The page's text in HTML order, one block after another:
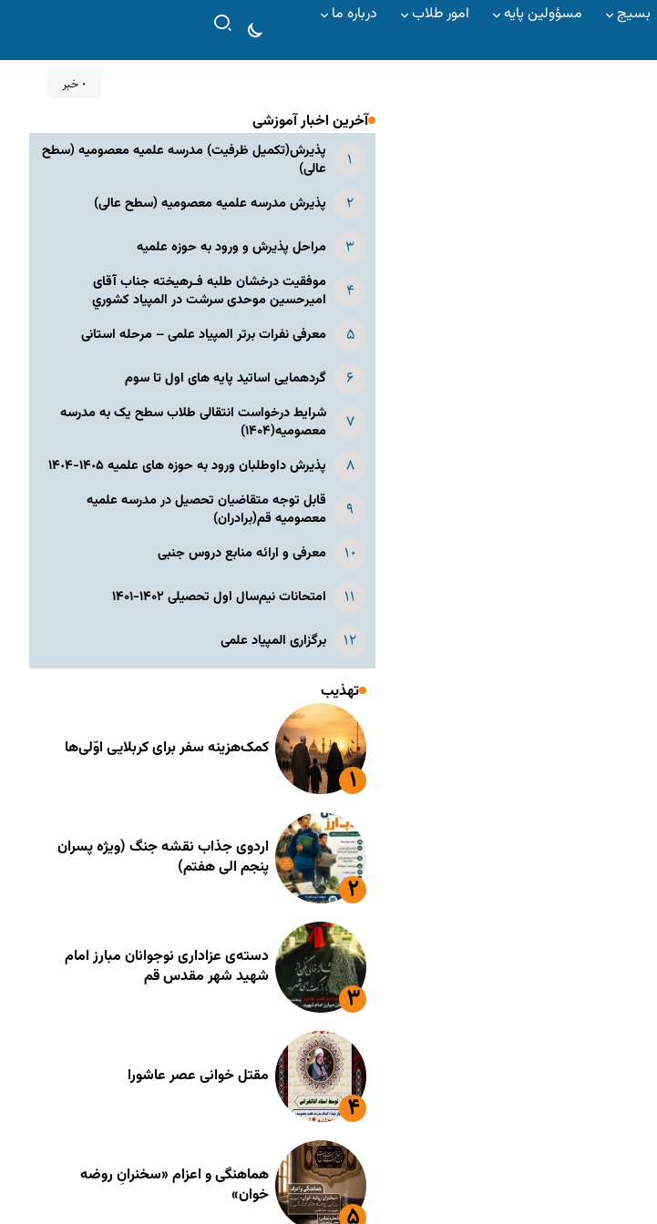
بسیج مسؤولین پایه امور طلاب درباره ما
۰ خبر
آخرین اخبار آموزشی
پذیرش(تکمیل ظرفیت) مدرسه علمیه معصومیه‌ (سطح
عالی)
پذیرش مدرسه علمیه معصومیه‌ (سطح عالی)
مراحل پذیرش و ورود به حوزه علمیه
موفقیت درخشان طلبه فـرهیخته جناب آقای
امیرحسین موحدی سرشت در المپياد كشوري
معرفی نفرات برتر المپیاد علمی – مرحله استانی
گردهمایی اساتید پایه های اول تا سوم
شرایط درخواست انتقالی طلاب سطح یک به مدرسه
معصومیه(۱۴۰۴)
پذیرش داوطلبان ورود به حوزه های علمیه ١۴٠۵-١۴٠۴
قابل توجه متقاضیان تحصیل در مدرسه علمیه
معصومیه قم(برادران)
معرفی و ارائه منابع دروس جنبی
امتحانات نیم‌سال اول تحصیلی ۱۴۰۲-۱۴۰۱
برگزاری المپیاد علمی
تهذیب
کمک‌هزینه سفر برای کربلایی اوّلی‌ها
اردوی جذاب نقشه جنگ (ویژه پسران
پنجم الی هفتم)
دسته‌ی عزاداری نوجوانان مبارز امام
شهید شهر مقدس قم
مقتل خوانی عصر عاشورا
هماهنگی و اعزام «سخنرانِ روضه
خوان»